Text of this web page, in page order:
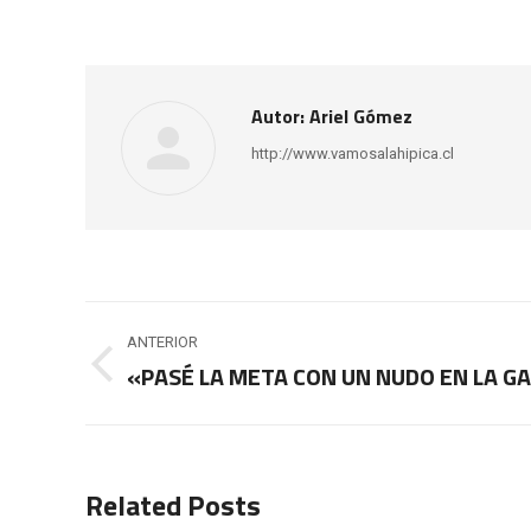
Autor:Ariel Gómez
http://www.vamosalahipica.cl
Navegación
entre
ANTERIOR
Publicación
«PASÉ LA META CON UN NUDO EN LA
Related Posts